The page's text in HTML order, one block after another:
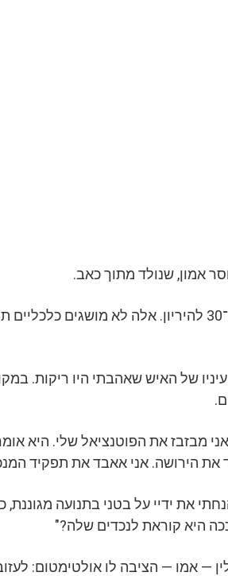
אמון, שנולד מתוך כאב.
"טעות? אנדרו, אני בשבוע ה־30 להיריון. אלה לא
של האיש שאהבתי היו ריקות.
מבזבז את הפוטנציאל שלי. היא
את הירושה. אני אאבד את תפקיד
את ידיי על בטני בתנועה מגוננת,
היא קוראת לנכדים שלה?"
— אמו — הציבה לו אולטימטום: